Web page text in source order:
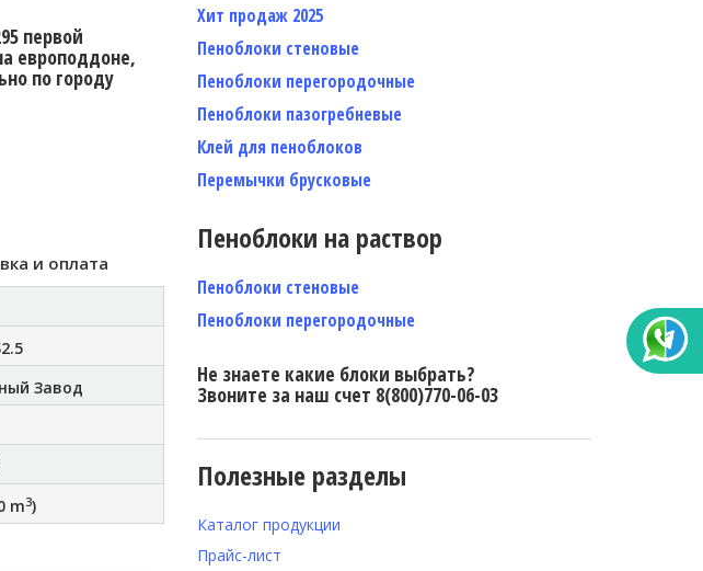
первой
европоддоне,
по городу
и оплата
Завод
m3)
Хит продаж 2025
Пеноблоки стеновые
Пеноблоки перегородочные
Пеноблоки пазогребневые
Клей для пеноблоков
Перемычки брусковые
Пеноблоки на раствор
Пеноблоки стеновые
Пеноблоки перегородочные
Не знаете какие блоки выбрать?
Звоните за наш счет 8(800)770-06-03
Полезные разделы
Каталог продукции
Прайс-лист